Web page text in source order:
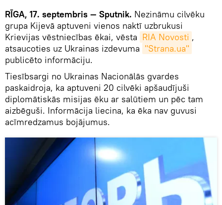
RĪGA, 17. septembris — Sputnik. Nezināmu cilvēku
grupa Kijevā aptuveni vienos naktī uzbrukusi
Krievijas vēstniecības ēkai, vēsta RIA Novosti ,
atsaucoties uz Ukrainas izdevuma "Strana.ua"
publicēto informāciju.
Tiesībsargi no Ukrainas Nacionālās gvardes
paskaidroja, ka aptuveni 20 cilvēki apšaudījuši
diplomātiskās misijas ēku ar salūtiem un pēc tam
aizbēguši. Informācija liecina, ka ēka nav guvusi
acīmredzamus bojājumus.